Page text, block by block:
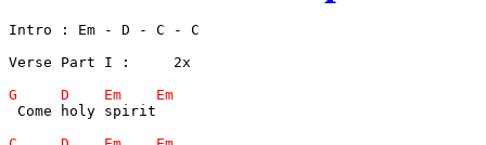
Intro : Em - D - C - C
Verse Part I :     2x
Come holy spirit